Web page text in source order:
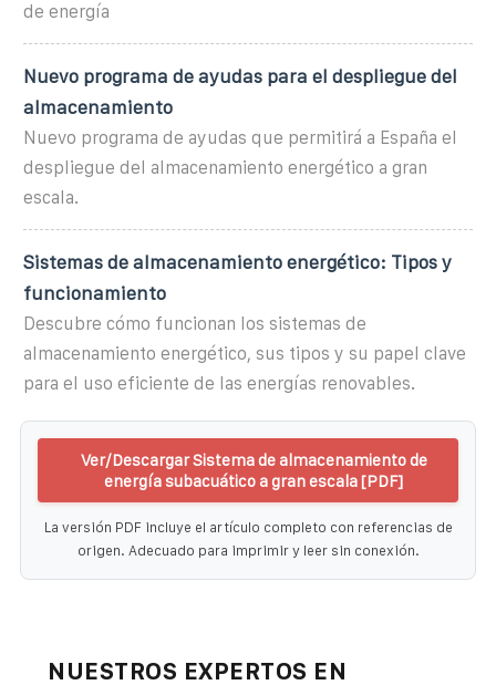
de energía
Nuevo programa de ayudas para el despliegue del
almacenamiento
Nuevo programa de ayudas que permitirá a España el
despliegue del almacenamiento energético a gran
escala.
Sistemas de almacenamiento energético: Tipos y
funcionamiento
Descubre cómo funcionan los sistemas de
almacenamiento energético, sus tipos y su papel clave
para el uso eficiente de las energías renovables.
Ver/Descargar Sistema de almacenamiento de
energía subacuático a gran escala [PDF]
La versión PDF incluye el artículo completo con referencias de
origen. Adecuado para imprimir y leer sin conexión.
NUESTROS EXPERTOS EN